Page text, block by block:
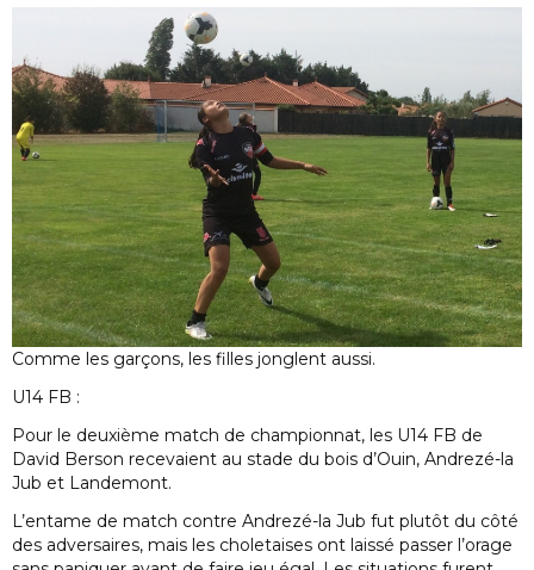
Comme les garçons, les filles jonglent aussi.
U14 FB :
Pour le deuxième match de championnat, les U14 FB de
David Berson recevaient au stade du bois d’Ouin, Andrezé-la
Jub et Landemont.
L’entame de match contre Andrezé-la Jub fut plutôt du côté
des adversaires, mais les choletaises ont laissé passer l’orage